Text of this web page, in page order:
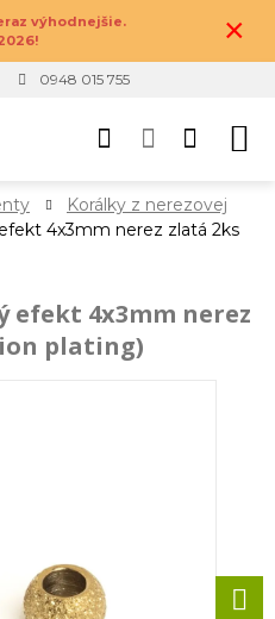
výhodnejšie.
×
0948 015 755
Korálky z nerezovej
4x3mm nerez zlatá 2ks
efekt 4x3mm nerez
plating)